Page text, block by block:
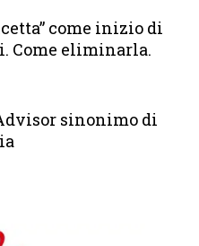
come inizio di
Come eliminarla.
sinonimo di